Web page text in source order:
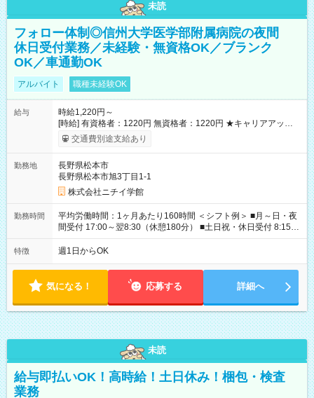
未読
フォロー体制◎信州大学医学部附属病院の夜間
休日受付業務／未経験・無資格OK／ブランク
OK／車通勤OK
アルバイト 職種未経験OK
給与
時給1,220円～
[時給] 有資格者：1220円 無資格者：1220円 ★キャリアアップ制
度あり 進級により給与がアップします！ 【試用期間】試用期間
あり 試用期間の長さ：3ヶ月 雇用形態、給与は本採用時と同じ
交通費別途支給あり
勤務地
長野県松本市
長野県松本市旭3丁目1-1
株式会社ニチイ学館
勤務時間
平均労働時間：1ヶ月あたり160時間 ＜シフト例＞ ■月～日・夜
間受付 17:00～翌8:30（休憩180分） ■土日祝・休日受付 8:15～
17:15（休憩60分） ※上記時間帯でのシフト制 ※夜間のみ、休
日のみ等、勤務日数ご相談ください 平均労働時間：1ヶ月あたり
180分） ■土日祝・休日受付 8:15～17:15（休憩60分） ※上記時
間帯でのシフト制 ※夜間のみ、休日のみ等、勤務日数ご相談く
ださい
特徴 週1日からOK
気になる！ 応募する 詳細へ
未読
給与即払いOK！高時給！土日休み！梱包・検査
業務